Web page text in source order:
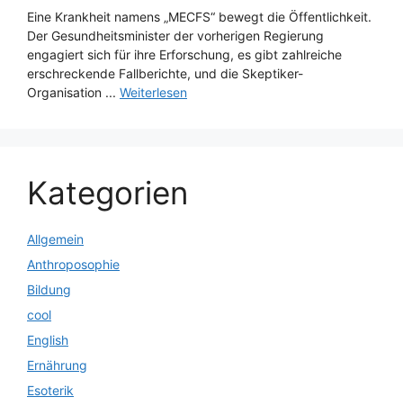
Eine Krankheit namens „MECFS“ bewegt die Öffentlichkeit.
Der Gesundheitsminister der vorherigen Regierung
engagiert sich für ihre Erforschung, es gibt zahlreiche
erschreckende Fallberichte, und die Skeptiker-
Organisation ... Weiterlesen
Kategorien
Allgemein
Anthroposophie
Bildung
cool
English
Ernährung
Esoterik